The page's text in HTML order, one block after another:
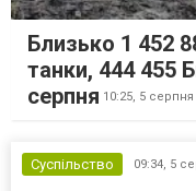
Близько 1 452
танки, 444 455
серпня 10:25, 5 серпня
Суспільство 09:34, 5